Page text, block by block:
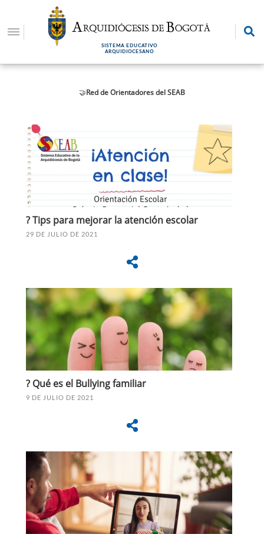
contenido
SISTEMA EDUCATIVO
ARQUIDIOCESANO
🤝Red de Orientadores del SEAB
? Tips para mejorar la atención escolar
29 DE JULIO DE 2021
? Qué es el Bullying familiar
9 DE JULIO DE 2021